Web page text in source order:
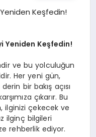
Yeniden Keşfedin!
ve bu yolculuğun
Her yeni gün,
bir bakış açısı
çıkarır. Bu
, ilginizi çekecek ve
ilginç bilgileri
rehberlik ediyor.